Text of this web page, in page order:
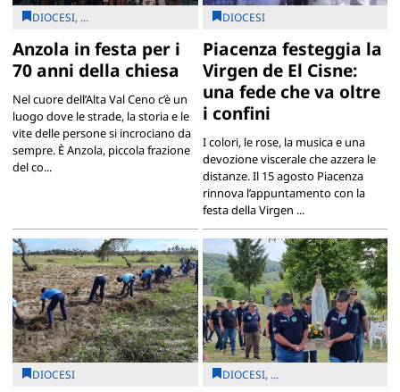
DIOCESI, ...
Anzola in festa per i
70 anni della chiesa
Nel cuore dell’Alta Val Ceno c’è un
luogo dove le strade, la storia e le
vite delle persone si incrociano da
sempre. È Anzola, piccola frazione
del co...
DIOCESI
Piacenza festeggia la
Virgen de El Cisne:
una fede che va oltre
i confini
I colori, le rose, la musica e una
devozione viscerale che azzera le
distanze. Il 15 agosto Piacenza
rinnova l’appuntamento con la
festa della Virgen ...
DIOCESI DIOCESI, ...